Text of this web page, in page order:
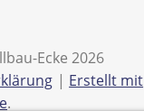
Ecke 2026
Erstellt mit
.